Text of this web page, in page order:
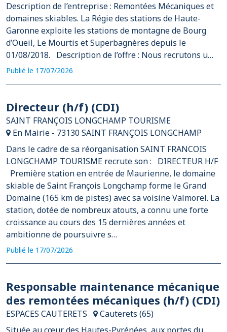
Description de l’entreprise : Remontées Mécaniques et
domaines skiables. La Régie des stations de Haute-
Garonne exploite les stations de montagne de Bourg
d’Oueil, Le Mourtis et Superbagnères depuis le
01/08/2018. Description de l’offre : Nous recrutons u…
Publié le 17/07/2026
Directeur (h/f) (CDI)
SAINT FRANÇOIS LONGCHAMP TOURISME
En Mairie - 73130 SAINT FRANÇOIS LONGCHAMP
Dans le cadre de sa réorganisation SAINT FRANCOIS
LONGCHAMP TOURISME recrute son : DIRECTEUR H/F
Première station en entrée de Maurienne, le domaine
skiable de Saint François Longchamp forme le Grand
Domaine (165 km de pistes) avec sa voisine Valmorel. La
station, dotée de nombreux atouts, a connu une forte
croissance au cours des 15 dernières années et
ambitionne de poursuivre s…
Publié le 17/07/2026
Responsable maintenance mécanique
des remontées mécaniques (h/f) (CDI)
ESPACES CAUTERETS
Cauterets (65)